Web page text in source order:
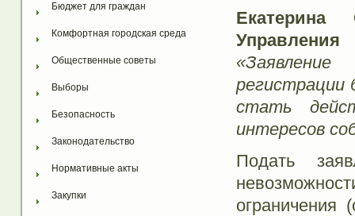
Бюджет для граждан
Комфортная городская среда
Общественные советы
Выборы
Безопасность
Законодательство
Нормативные акты
Закупки
Екатерина
регистрации
стать
интересов
Подать
ограничения